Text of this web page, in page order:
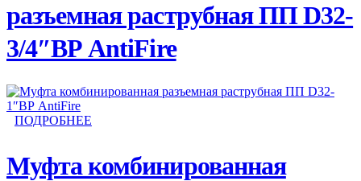
разъемная раструбная ПП D32-
3/4″ВР AntiFire
ПОДРОБНЕЕ
Муфта комбинированная